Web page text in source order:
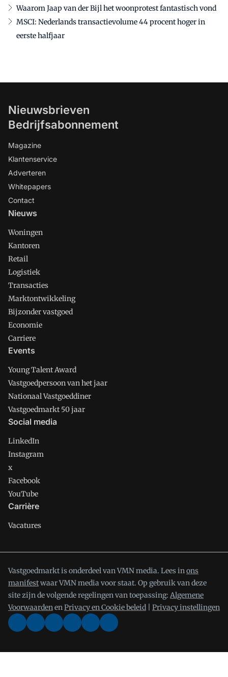
Waarom Jaap van der Bijl het woonprotest fantastisch vond
MSCI: Nederlands transactievolume 44 procent hoger in
eerste halfjaar
Nieuwsbrieven
Bedrijfsabonnement
Magazine
Klantenservice
Adverteren
Whitepapers
Contact
Nieuws
Woningen
Kantoren
Retail
Logistiek
Transacties
Marktontwikkeling
Bijzonder vastgoed
Economie
Carriere
Events
Young Talent Award
Vastgoedpersoon van het jaar
Nationaal Vastgoeddiner
Vastgoedmarkt 50 jaar
Social media
LinkedIn
Instagram
x
Facebook
YouTube
Carrière
Vacatures
Vastgoedmarkt is onderdeel van VMN media. Lees inons
manifestwaar VMN media voor staat. Op gebruik van deze
site zijn de volgende regelingen van toepassing: Algemene
VoorwaardenenPrivacy en Cookie beleid Privacy instellingen